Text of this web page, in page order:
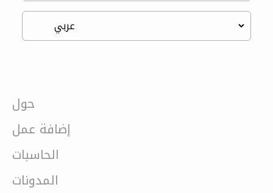
حول
إضافة عمل
الحاسبات
المدونات